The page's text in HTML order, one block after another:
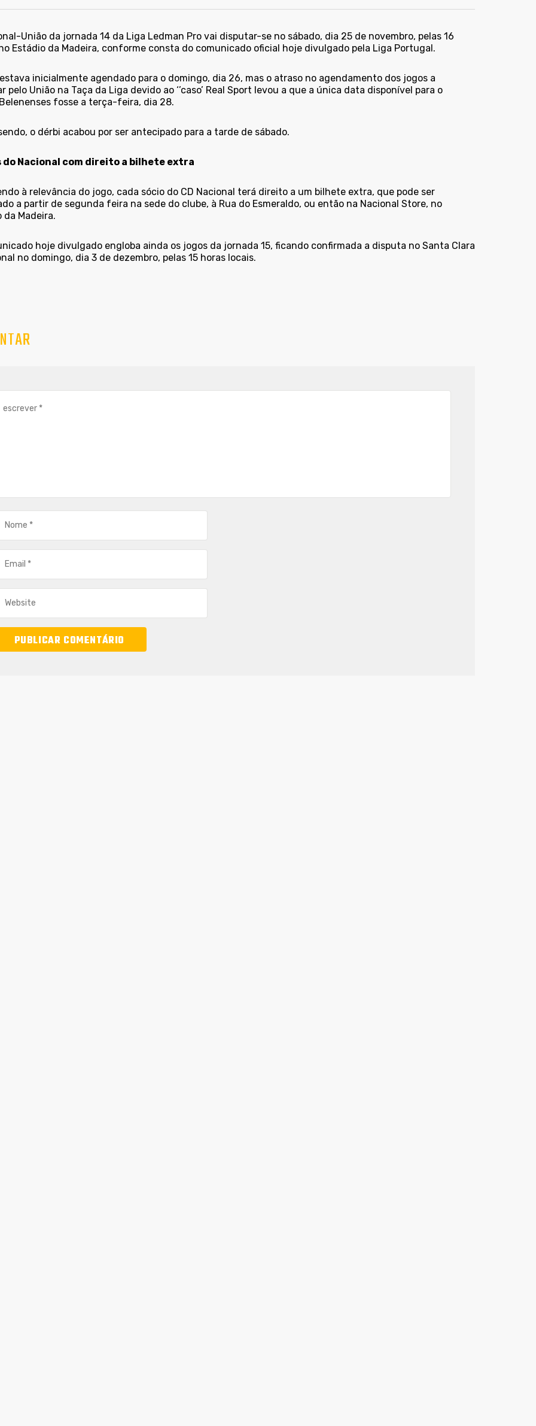
União da jornada 14 da Liga Ledman Pro vai disputar-se no sábado, dia 25 de novembro, pelas 16
Estádio da Madeira, conforme consta do comunicado oficial hoje divulgado pela Liga Portugal.
inicialmente agendado para o domingo, dia 26, mas o atraso no agendamento dos jogos a
pelo União na Taça da Liga devido ao ‘’caso’ Real Sport levou a que a única data disponível para o
fosse a terça-feira, dia 28.
o dérbi acabou por ser antecipado para a tarde de sábado.
do Nacional com direito a bilhete extra
à relevância do jogo, cada sócio do CD Nacional terá direito a um bilhete extra, que pode ser
a partir de segunda feira na sede do clube, à Rua do Esmeraldo, ou então na Nacional Store, no
da Madeira.
hoje divulgado engloba ainda os jogos da jornada 15, ficando confirmada a disputa no Santa Clara
no domingo, dia 3 de dezembro, pelas 15 horas locais.